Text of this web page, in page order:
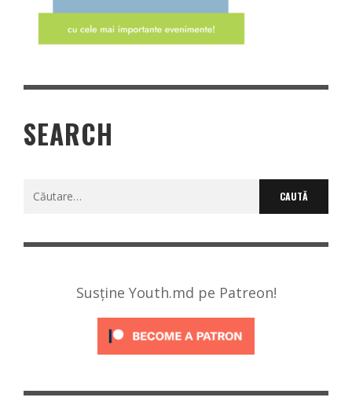
SEARCH
Caută
Susține Youth.md pe Patreon!